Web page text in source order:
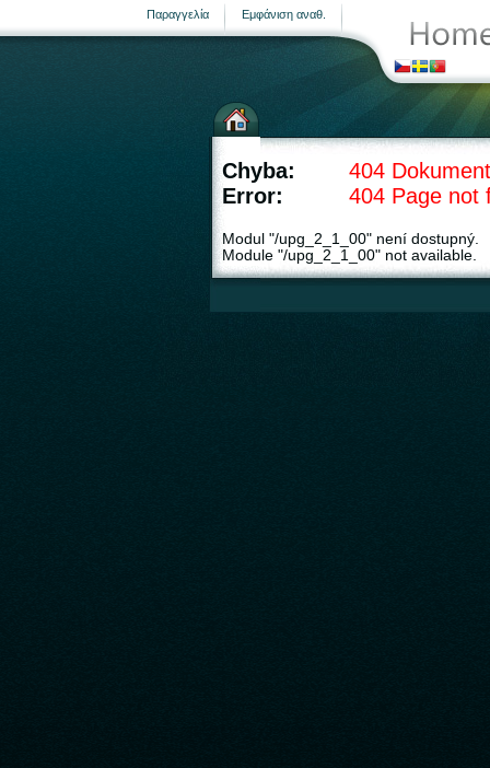
Εμφάνιση αναθ.
Παραγγελία
σελίδα
Chyba:
404
Error:
404 Page not
Modul "/upg_2_1_00" není dostupný.
Module "/upg_2_1_00" not available.